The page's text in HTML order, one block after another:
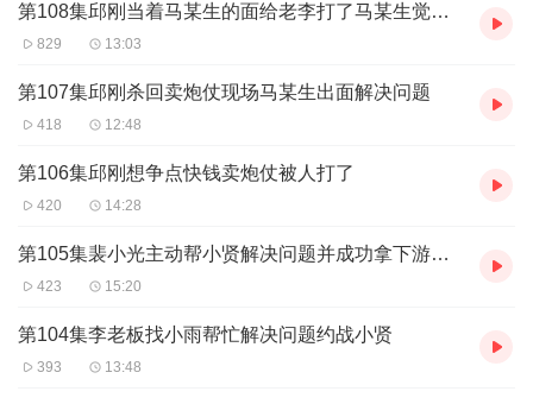
第108集邱刚当着马某生的面给老李打了马某生觉是没给自己面子
829 13:03
第107集邱刚杀回卖炮仗现场马某生出面解决问题
418 12:48
第106集邱刚想争点快钱卖炮仗被人打了
420 14:28
第105集裴小光主动帮小贤解决问题并成功拿下游戏厅归自己管理
423 15:20
第104集李老板找小雨帮忙解决问题约战小贤
393 13:48